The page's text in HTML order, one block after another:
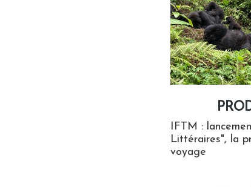
IFTM :
Littéraires", la
voyage